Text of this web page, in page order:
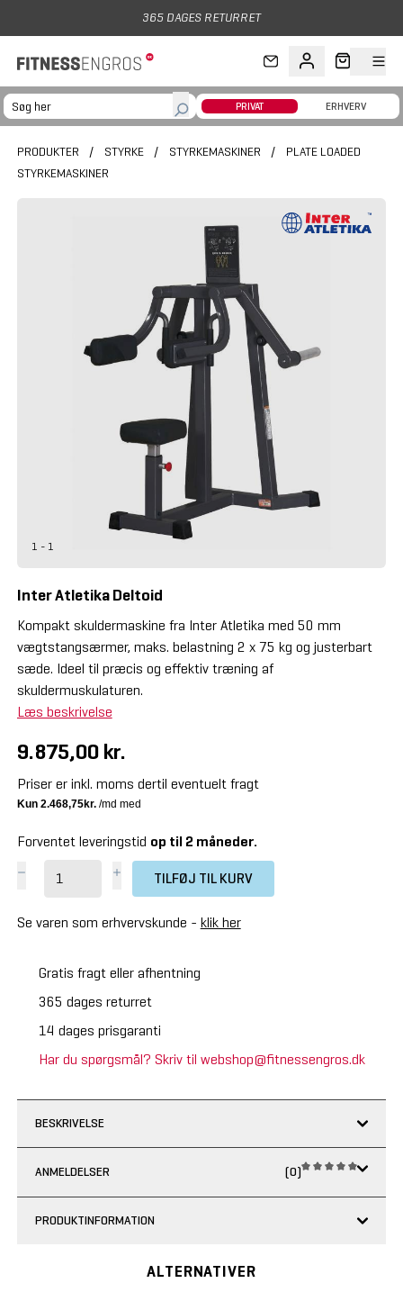
365 DAGES RETURRET
PRIVAT ERHVERV
PRODUKTER / STYRKE / STYRKEMASKINER /
PLATE LOADED
STYRKEMASKINER
1 - 1
Inter Atletika Deltoid
Kompakt skuldermaskine fra Inter Atletika med 50 mm
vægtstangsærmer, maks. belastning 2 x 75 kg og justerbart
sæde. Ideel til præcis og effektiv træning af
skuldermuskulaturen.
Læs beskrivelse
9.875,00 kr.
Priser er inkl. moms dertil eventuelt fragt
Forventet leveringstid op til 2 måneder.
TILFØJ TIL KURV
Se varen som erhvervskunde - klik her
Gratis fragt eller afhentning
365 dages returret
14 dages prisgaranti
Har du spørgsmål? Skriv til webshop@fitnessengros.dk
BESKRIVELSE
ANMELDELSER (0)
PRODUKTINFORMATION
ALTERNATIVER